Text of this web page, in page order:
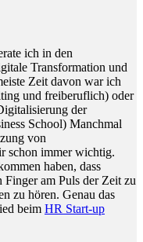
ich in den
Transformation und
Zeit davon war ich
und freiberuflich) oder
der
School) Manchmal
von
schon immer wichtig.
haben, dass
Finger am Puls der Zeit zu
zu hören. Genau das
beim HR Start-up